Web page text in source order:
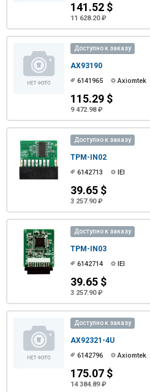
141.52 $
11 628.20 ₽
Доступно к заказу
AX93190
6141965 Axiomtek
115.29 $
9 472.98 ₽
Доступно к заказу
TPM-IN02
6142713 IEI
39.65 $
3 257.90 ₽
Доступно к заказу
TPM-IN03
6142714 IEI
39.65 $
3 257.90 ₽
Доступно к заказу
AX92321-4U
6142796 Axiomtek
175.07 $
14 384.89 ₽